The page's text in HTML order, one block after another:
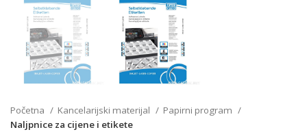
Početna Kancelarijski materijal
Papirni program
Naljpnice za cijene i etikete